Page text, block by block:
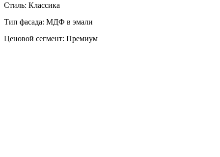
Стиль: Классика
Тип фасада: МДФ в эмали
Ценовой сегмент: Премиум